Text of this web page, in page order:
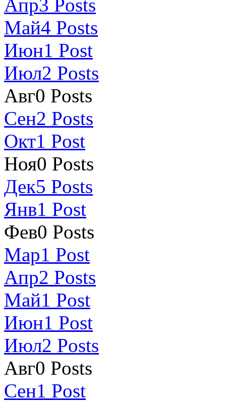
Апр3 Posts
Май4 Posts
Июн1 Post
Июл2 Posts
Авг0 Posts
Сен2 Posts
Окт1 Post
Ноя0 Posts
Дек5 Posts
Янв1 Post
Фев0 Posts
Мар1 Post
Апр2 Posts
Май1 Post
Июн1 Post
Июл2 Posts
Авг0 Posts
Сен1 Post